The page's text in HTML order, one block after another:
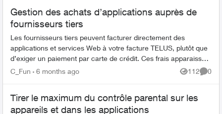
Gestion des achats d’applications auprès de
fournisseurs tiers
Les fournisseurs tiers peuvent facturer directement des
applications et services Web à votre facture TELUS, plutôt que
d’exiger un paiement par carte de crédit. Ces frais apparaissent
comme des achat...
C_Fun 6 months ago 112
Views
0
Tirer le maximum du contrôle parental sur les
appareils et dans les applications